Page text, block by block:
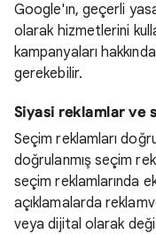
Google'ın, geçerli
olarak hizmetlerini
kampanyaları
gerekebilir.
Siyasi reklamlar ve
Seçim reklamları
doğrulanmış seçim
seçim reklamlarında
açıklamalarda
veya dijital olarak